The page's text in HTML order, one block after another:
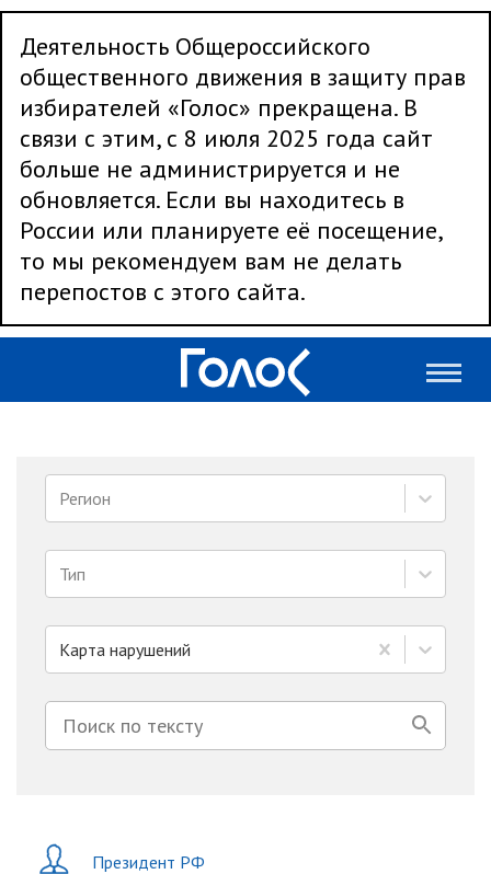
Деятельность Общероссийского
общественного движения в защиту прав
избирателей «Голос» прекращена. В
связи с этим, с 8 июля 2025 года сайт
больше не администрируется и не
обновляется. Если вы находитесь в
России или планируете её посещение,
то мы рекомендуем вам не делать
перепостов с этого сайта.
Регион
Тип
Карта нарушений
Президент РФ